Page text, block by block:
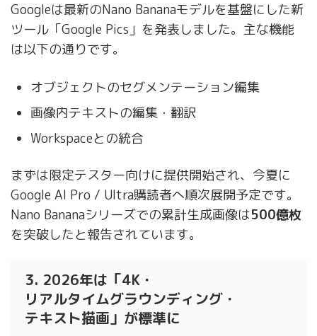
Googleは最新のNano Bananaモデルを基盤にした新
ツール「Google Pics」を発表しました。主な機能
は以下の通りです。
オブジェクトのセグメンテーション編集
画像内テキストの編集・翻訳
Workspaceとの統合
まずは限定テスター向けに提供開始され、今夏に
Google AI Pro / Ultra購読者へ順次展開予定です。
Nano Bananaシリーズでの累計生成画像は500億枚
を突破したと報告されています。
3. 2026年は「4K・
リアルタイムグラウンディング・
テキスト描画」が標準に